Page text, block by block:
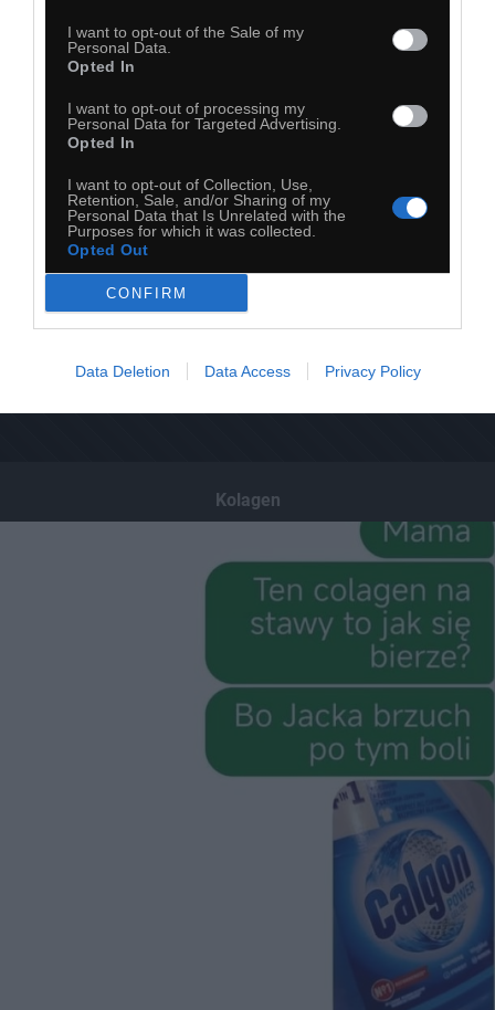
I want to opt-out of the Sale of my
Personal Data.
Opted In
I want to opt-out of processing my
Personal Data for Targeted Advertising.
Opted In
I want to opt-out of Collection, Use,
Retention, Sale, and/or Sharing of my
Personal Data that Is Unrelated with the
Purposes for which it was collected.
Opted Out
CONFIRM
Data Deletion Data Access Privacy Policy
Dodaj do ulubionych Dodaj do przyjaciół
Kolagen